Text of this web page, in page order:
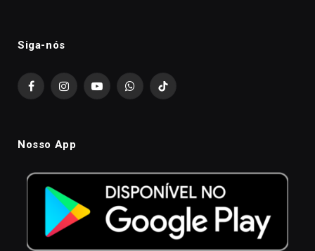
Siga-nós
FacebookInstagramYouTubeWhatsAppTikTok
Nosso App